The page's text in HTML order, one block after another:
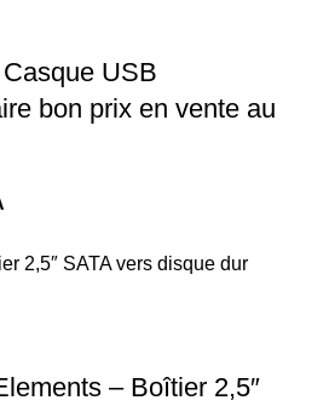
USB
bon prix en vente au
– Boîtier 2,5″